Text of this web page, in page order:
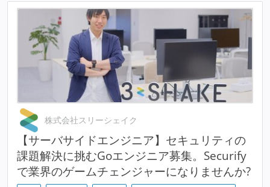
株式会社スリーシェイク
【サーバサイドエンジニア】セキュリティの
課題解決に挑むGoエンジニア募集。Securify
で業界のゲームチェンジャーになりませんか?